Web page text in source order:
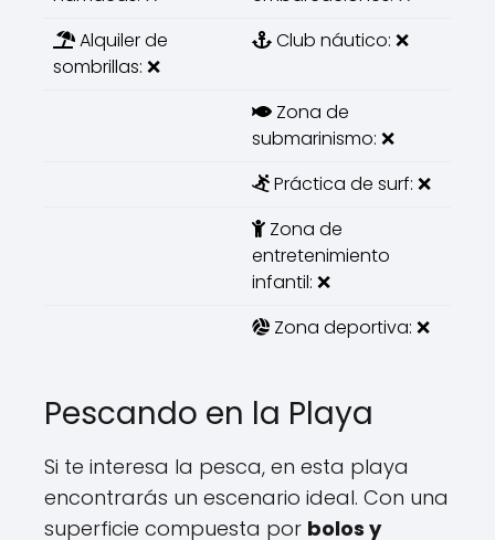
Alquiler de
sombrillas: ❌
Club náutico: ❌
Zona de
submarinismo: ❌
Práctica de surf: ❌
Zona de
entretenimiento
infantil: ❌
Zona deportiva: ❌
Pescando en la Playa
Si te interesa la pesca, en esta playa
encontrarás un escenario ideal. Con una
superficie compuesta por bolos y